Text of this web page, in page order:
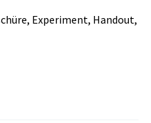
Experiment, Handout,